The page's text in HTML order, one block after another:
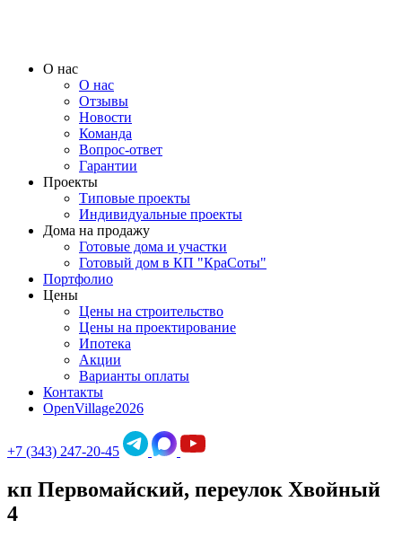
О нас
О нас
Отзывы
Новости
Команда
Вопрос-ответ
Гарантии
Проекты
Типовые проекты
Индивидуальные проекты
Дома на продажу
Готовые дома и участки
Готовый дом в КП "КраСоты"
Портфолио
Цены
Цены на строительство
Цены на проектирование
Ипотека
Акции
Варианты оплаты
Контакты
OpenVillage2026
+7 (343) 247-20-45
кп Первомайский, переулок Хвойный
4